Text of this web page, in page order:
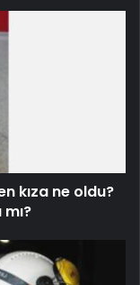
kıza ne oldu?